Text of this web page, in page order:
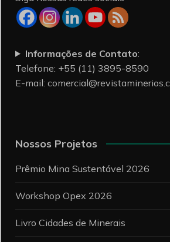
Informações de Contato:
Telefone: +55 (11) 3895-8590
E-mail:
Nossos Projetos
Prêmio Mina Sustentável 2026
Workshop Opex 2026
Livro Cidades de Minerais